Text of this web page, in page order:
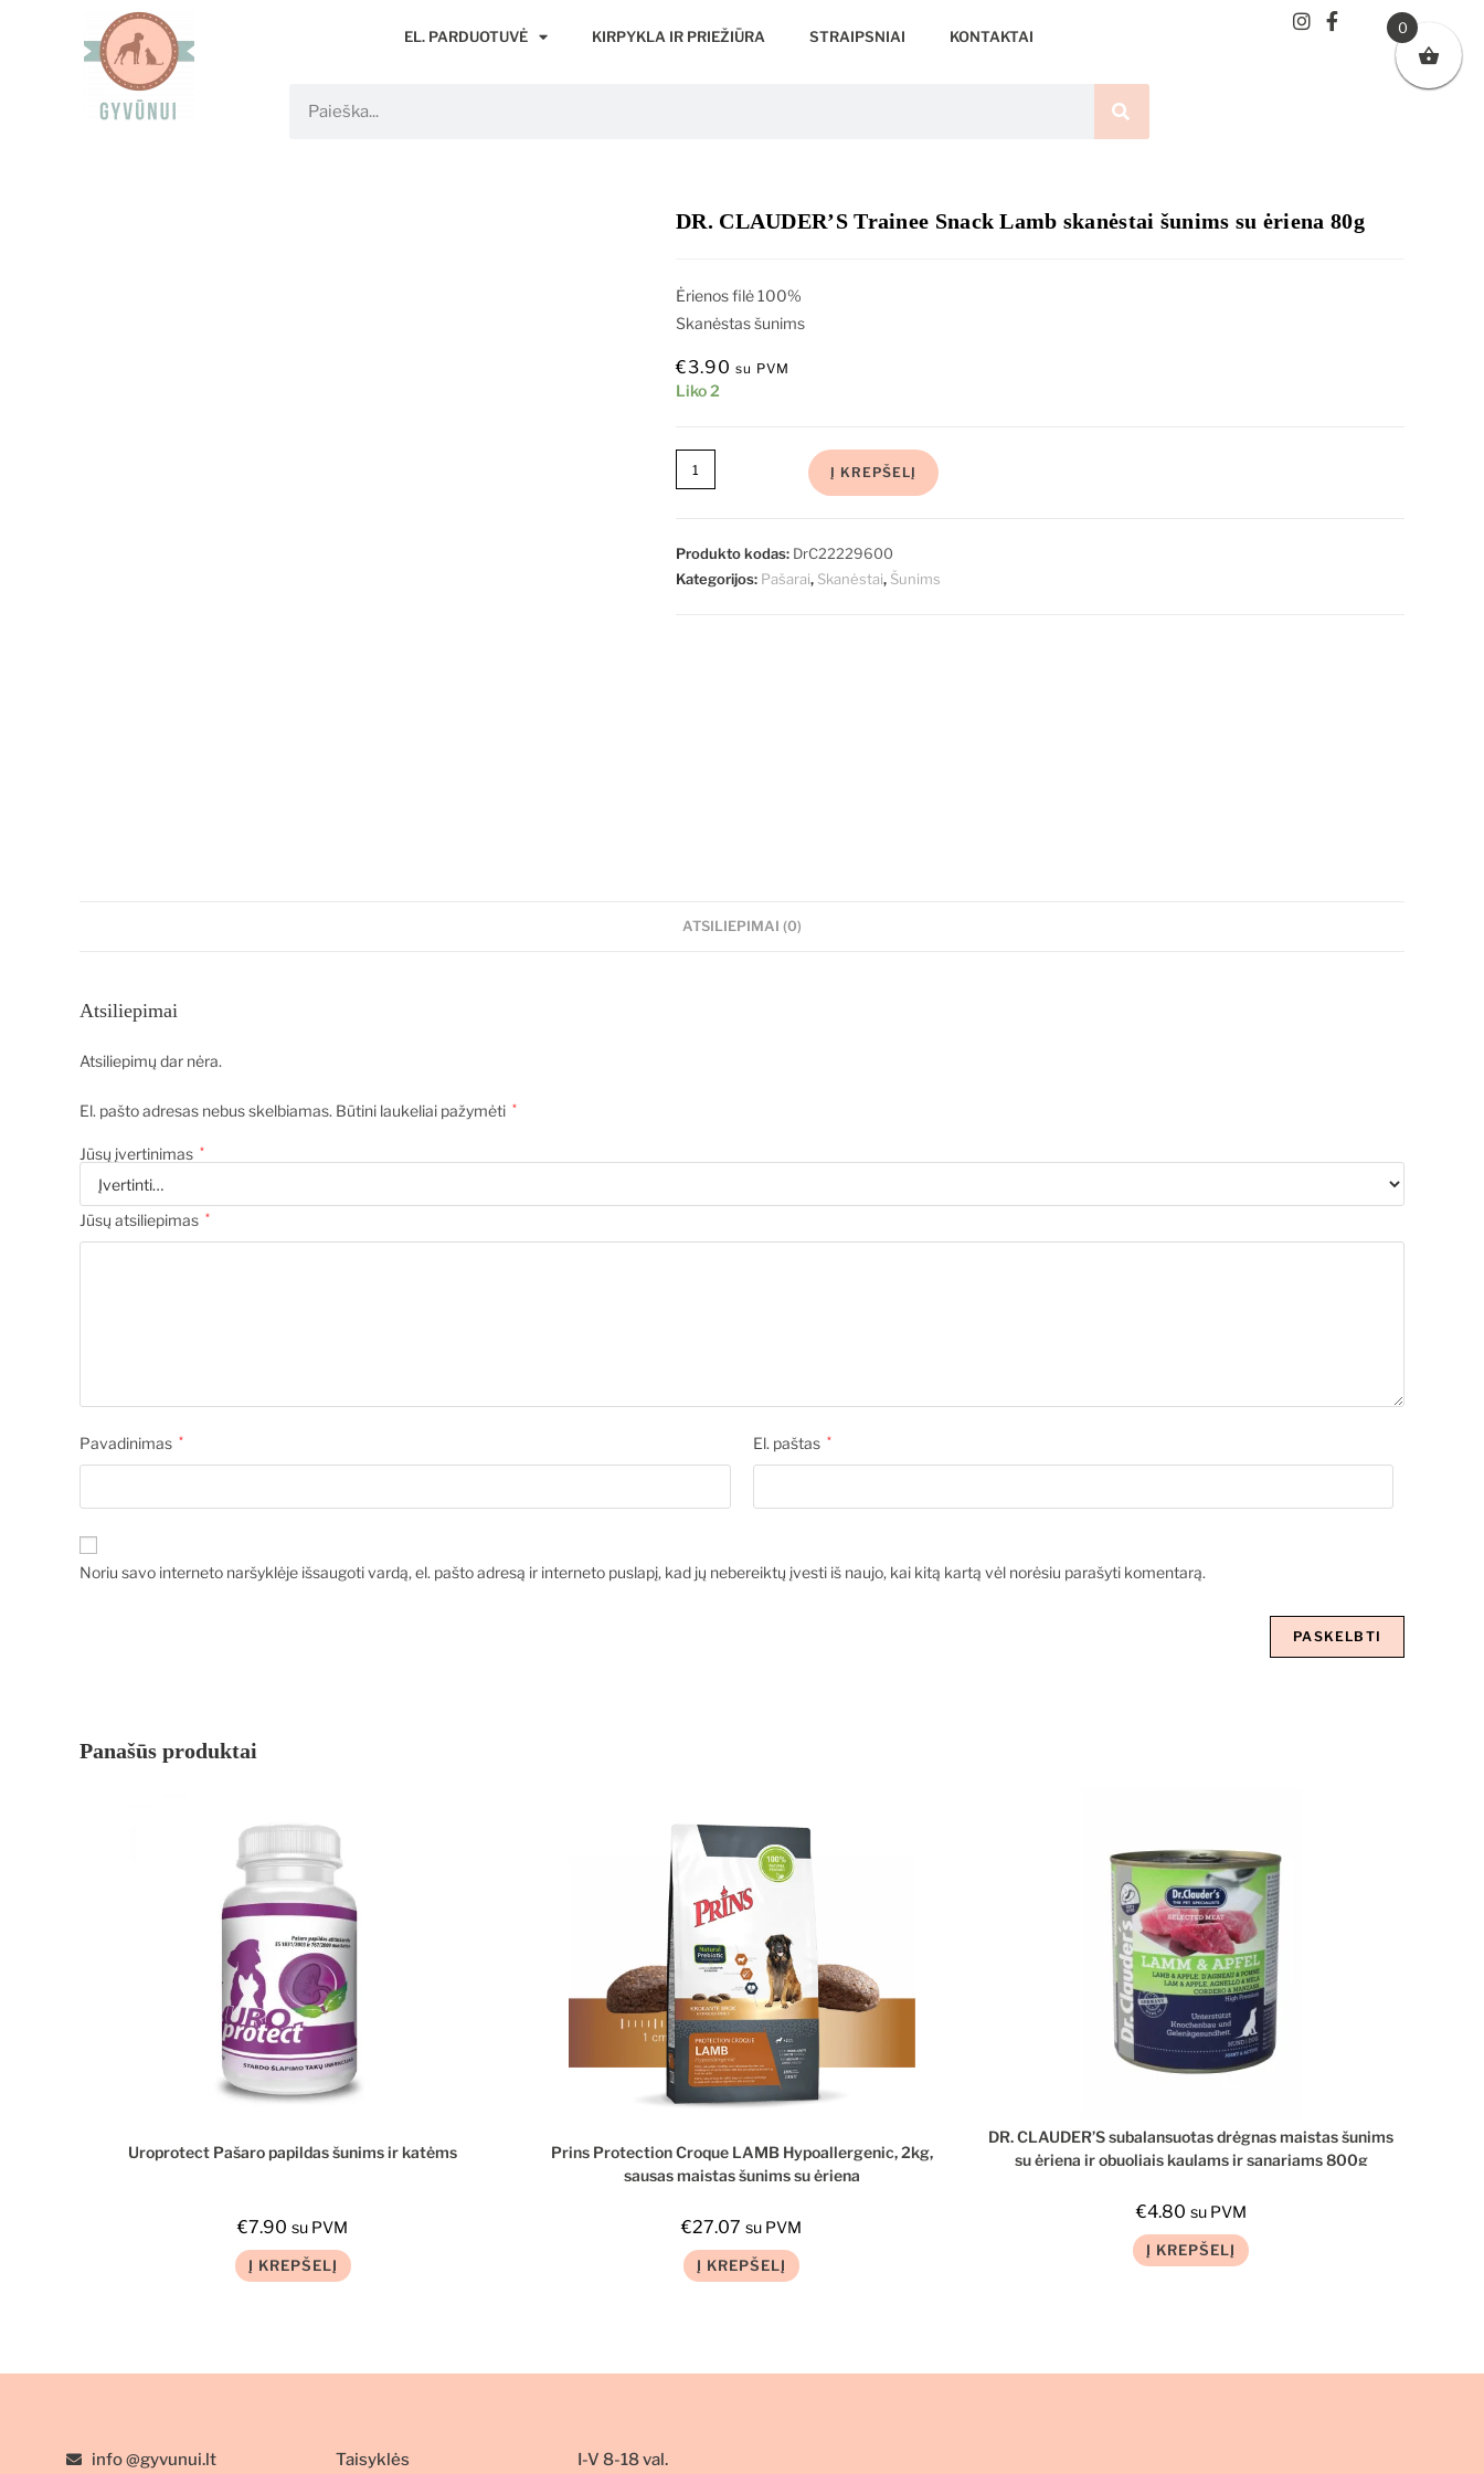
EL. PARDUOTUVĖ KIRPYKLA IR PRIEŽIŪRA STRAIPSNIAI KONTAKTAI
DR. CLAUDER’S Trainee Snack Lamb skanėstai šunims su ėriena 80g
Ėrienos filė 100%
Skanėstas šunims
€3.90 su PVM
Liko 2
Į KREPŠELĮ
Produkto kodas: DrC22229600
Kategorijos: Pašarai, Skanėstai, Šunims
ATSILIEPIMAI (0)
Atsiliepimai
Atsiliepimų dar nėra.
El. pašto adresas nebus skelbiamas. Būtini laukeliai pažymėti *
Jūsų įvertinimas *
Jūsų atsiliepimas *
Pavadinimas * El. paštas *
Noriu savo interneto naršyklėje išsaugoti vardą, el. pašto adresą ir interneto puslapį, kad jų nebereiktų įvesti iš naujo, kai kitą kartą vėl norėsiu parašyti komentarą.
Panašūs produktai
Uroprotect Pašaro papildas šunims ir katėms
€7.90 su PVM
Į KREPŠELĮ
Prins Protection Croque LAMB Hypoallergenic, 2kg,
sausas maistas šunims su ėriena
€27.07 su PVM
Į KREPŠELĮ
DR. CLAUDER’S subalansuotas drėgnas maistas šunims
su ėriena ir obuoliais kaulams ir sąnariams 800g
€4.80 su PVM
Į KREPŠELĮ
info @gyvunui.lt Taisyklės I-V 8-18 val.
0